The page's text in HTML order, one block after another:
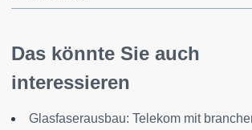
Das könnte Sie auch
interessieren
Glasfaserausbau: Telekom mit